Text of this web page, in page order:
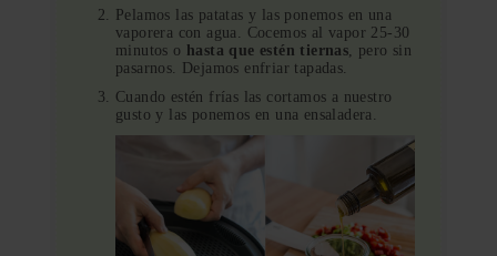
Pelamos las patatas y las ponemos en una
vaporera con agua. Cocemos al vapor 25-30
minutos o hasta que estén tiernas , pero sin
pasarnos. Dejamos enfriar tapadas.
Cuando estén frías las cortamos a nuestro
gusto y las ponemos en una ensaladera.